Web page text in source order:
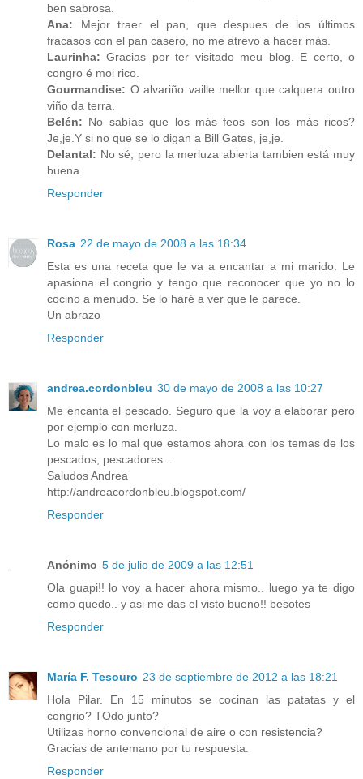
ben sabrosa.
Ana: Mejor traer el pan, que despues de los últimos
fracasos con el pan casero, no me atrevo a hacer más.
Laurinha: Gracias por ter visitado meu blog. E certo, o
congro é moi rico.
Gourmandise: O alvariño vaille mellor que calquera outro
viño da terra.
Belén: No sabías que los más feos son los más ricos?
Je,je.Y si no que se lo digan a Bill Gates, je,je.
Delantal: No sé, pero la merluza abierta tambien está muy
buena.
Responder
Rosa 22 de mayo de 2008 a las 18:34
Esta es una receta que le va a encantar a mi marido. Le
apasiona el congrio y tengo que reconocer que yo no lo
cocino a menudo. Se lo haré a ver que le parece.
Un abrazo
Responder
andrea.cordonbleu 30 de mayo de 2008 a las 10:27
Me encanta el pescado. Seguro que la voy a elaborar pero
por ejemplo con merluza.
Lo malo es lo mal que estamos ahora con los temas de los
pescados, pescadores...
Saludos Andrea
http://andreacordonbleu.blogspot.com/
Responder
Anónimo 5 de julio de 2009 a las 12:51
Ola guapi!! lo voy a hacer ahora mismo.. luego ya te digo
como quedo.. y asi me das el visto bueno!! besotes
Responder
María F. Tesouro 23 de septiembre de 2012 a las 18:21
Hola Pilar. En 15 minutos se cocinan las patatas y el
congrio? TOdo junto?
Utilizas horno convencional de aire o con resistencia?
Gracias de antemano por tu respuesta.
Responder